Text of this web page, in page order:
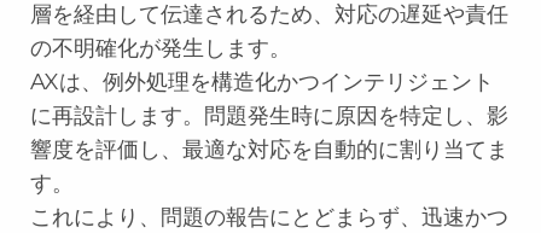
層を経由して伝達されるため、対応の遅延や責任
の不明確化が発生します。
AXは、例外処理を構造化かつインテリジェント
に再設計します。問題発生時に原因を特定し、影
響度を評価し、最適な対応を自動的に割り当てま
す。
これにより、問題の報告にとどまらず、迅速かつ